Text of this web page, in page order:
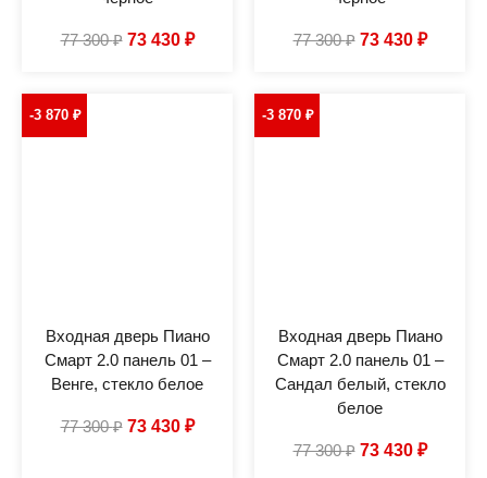
77 300₽ 73 430 ₽ 77 300₽ 73 430 ₽
-3 870 ₽
Входная дверь Пиано
Смарт 2.0 панель 01 –
Венге, стекло белое
77 300₽ 73 430 ₽
-3 870 ₽
Входная дверь Пиано
Смарт 2.0 панель 01 –
Сандал белый, стекло
белое
77 300₽ 73 430 ₽